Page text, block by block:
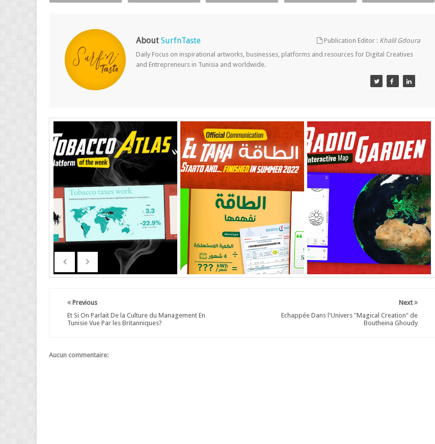
About SurfnTaste Publication Editor : Khalil Gdoura
Daily Focus on inspirational artworks, businesses, platforms and resources for Digital Creatives
and Entrepreneurs in Tunisia and worldwide.
Next
Echappée Dans l'Univers "Magical Creation" de
Boutheina Ghoudy
Previous
Et Si On Parlait De la Culture du Management En
Tunisie Vue Par les Britanniques?
Aucun commentaire: